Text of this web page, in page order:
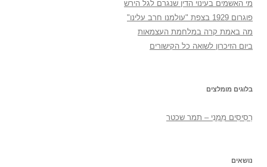
מי האשמים בעינוי הדין שנגרם לגל הירש
פוגרום 1929 בצפת "עולמנו חרב עלינו"
מה באמת קרה במלחמת העצמאות
ביום הזיכרון לשואה כל הקישורים
בלוגים מומלצים
רְסִיסִים מִמֶנִי – תמר שכטר
נושאים